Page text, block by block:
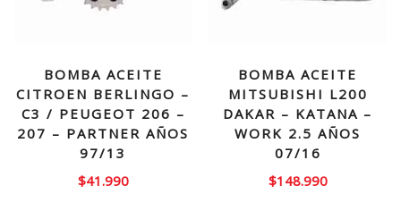
BOMBA ACEITE
CITROEN BERLINGO –
C3 / PEUGEOT 206 –
207 – PARTNER AÑOS
97/13
$41.990
BOMBA ACEITE
MITSUBISHI L200
DAKAR – KATANA –
WORK 2.5 AÑOS
07/16
$148.990